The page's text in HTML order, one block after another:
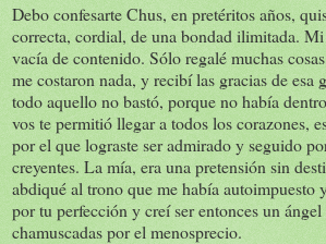
Debo confesarte Chus, en pretéritos años,
correcta, cordial, de una bondad ilimitada.
vacía de contenido. Sólo regalé muchas
me costaron nada, y recibí las gracias de esa
todo aquello no bastó, porque no había
vos te permitió llegar a todos los corazones,
por el que lograste ser admirado y seguido
creyentes. La mía, era una pretensión sin
abdiqué al trono que me había autoimpuesto
por tu perfección y creí ser entonces un
chamuscadas por el menosprecio.